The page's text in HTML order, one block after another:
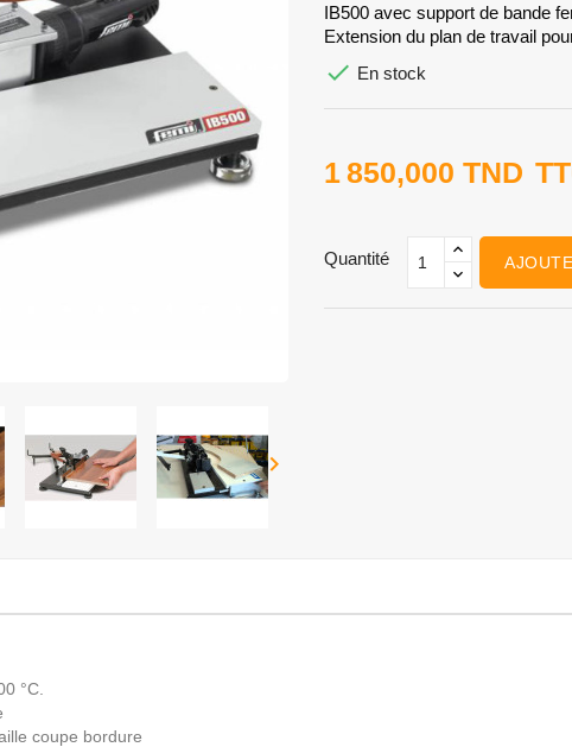

IB500 avec support de bande
Extension du plan de travail
 En stock
1 850,000 TND
Quantité
°C.
coupe bordure